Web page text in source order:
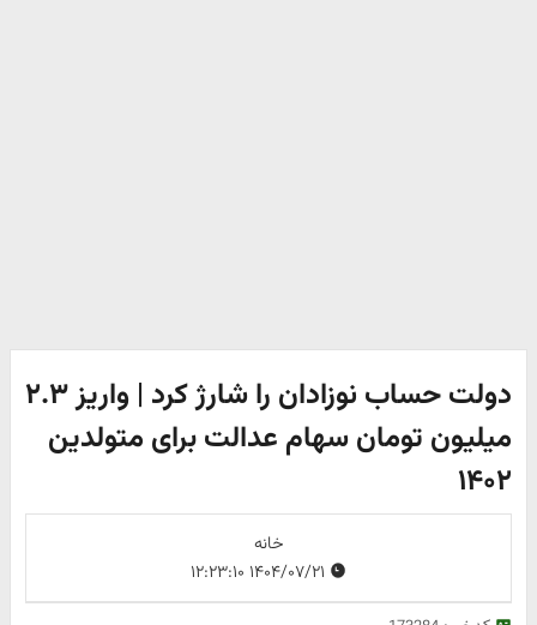
دولت حساب نوزادان را شارژ کرد | واریز ۲.۳
میلیون تومان سهام عدالت برای متولدین
۱۴۰۲
خانه